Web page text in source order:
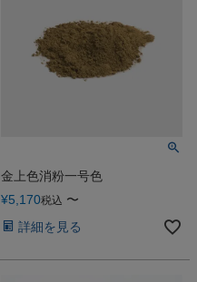
金上色消粉一号色
¥5,170税込 〜
詳細を見る